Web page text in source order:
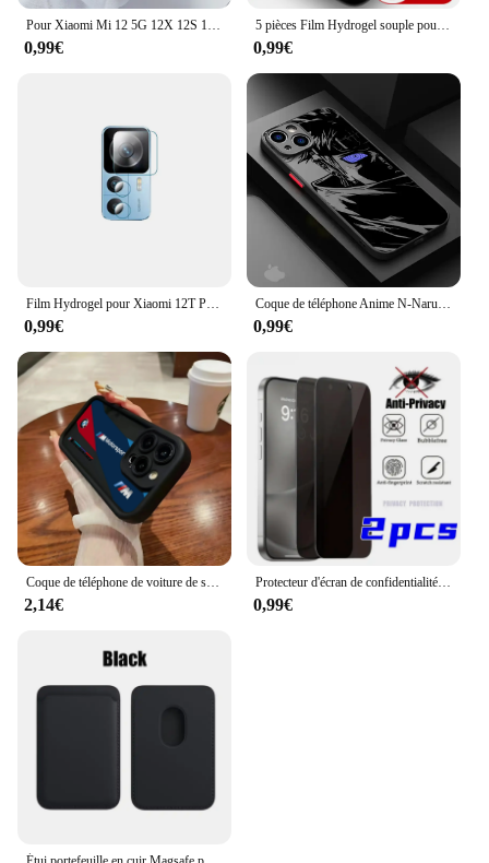
0,99€ 0,99€
0,99€ 0,99€
2,14€
Protecteur d'écran de confidentialité, 2 pièces, pour iPhone 16 15 14 Pro Max 11 12 13 Pro Mini revêtement hydrophobe, verre trempé haute définition
0,99€